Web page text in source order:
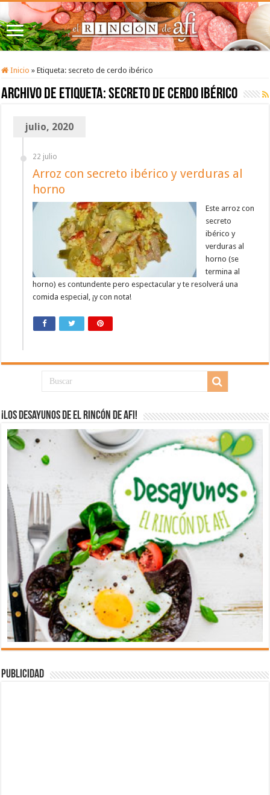
Inicio » Etiqueta: secreto de cerdo ibérico
Archivo de etiqueta:secreto de cerdo ibérico
julio, 2020
22 julio
Arroz con secreto ibérico y verduras al
horno
Este arroz con
secreto
ibérico y
verduras al
horno (se
termina al
horno) es contundente pero espectacular y te resolverá una
comida especial, ¡y con nota!
¡Los desayunos de El Rincón de Afi!
Publicidad